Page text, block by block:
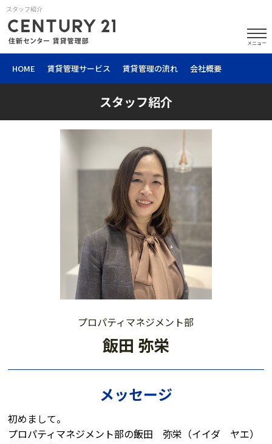
スタッフ紹介
メニュー
HOME 賃貸管理サービス 賃貸管理の流れ 会社概要
スタッフ紹介
プロパティマネジメント部
飯田 弥栄
メッセージ
初めまして。
プロパティマネジメント部の飯田 弥栄（イイダ ヤエ）